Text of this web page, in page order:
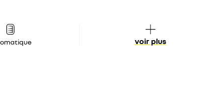
voir plus